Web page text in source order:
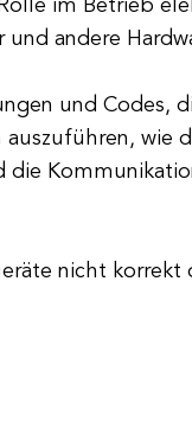
im Betrieb
andere
und Codes,
wie
die
nicht